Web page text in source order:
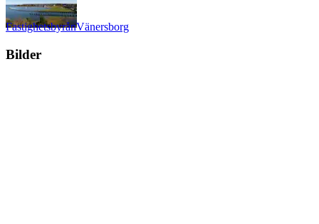
FastighetsbyrånVänersborg
Bilder